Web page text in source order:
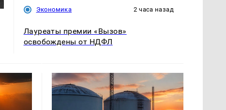
Экономика 2 часа назад
Лауреаты премии «Вызов»
освобождены от НДФЛ